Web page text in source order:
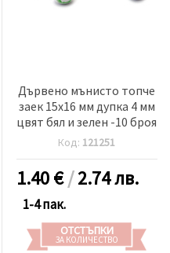
Дървено мънисто топче
заек 15x16 мм дупка 4 мм
цвят бял и зелен -10 броя
Код: 121251
1.40€/2.74 лв.
1-4 пак.
ОТСТЪПКИ
ЗА КОЛИЧЕСТВО